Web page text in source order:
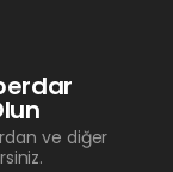
ve diğer